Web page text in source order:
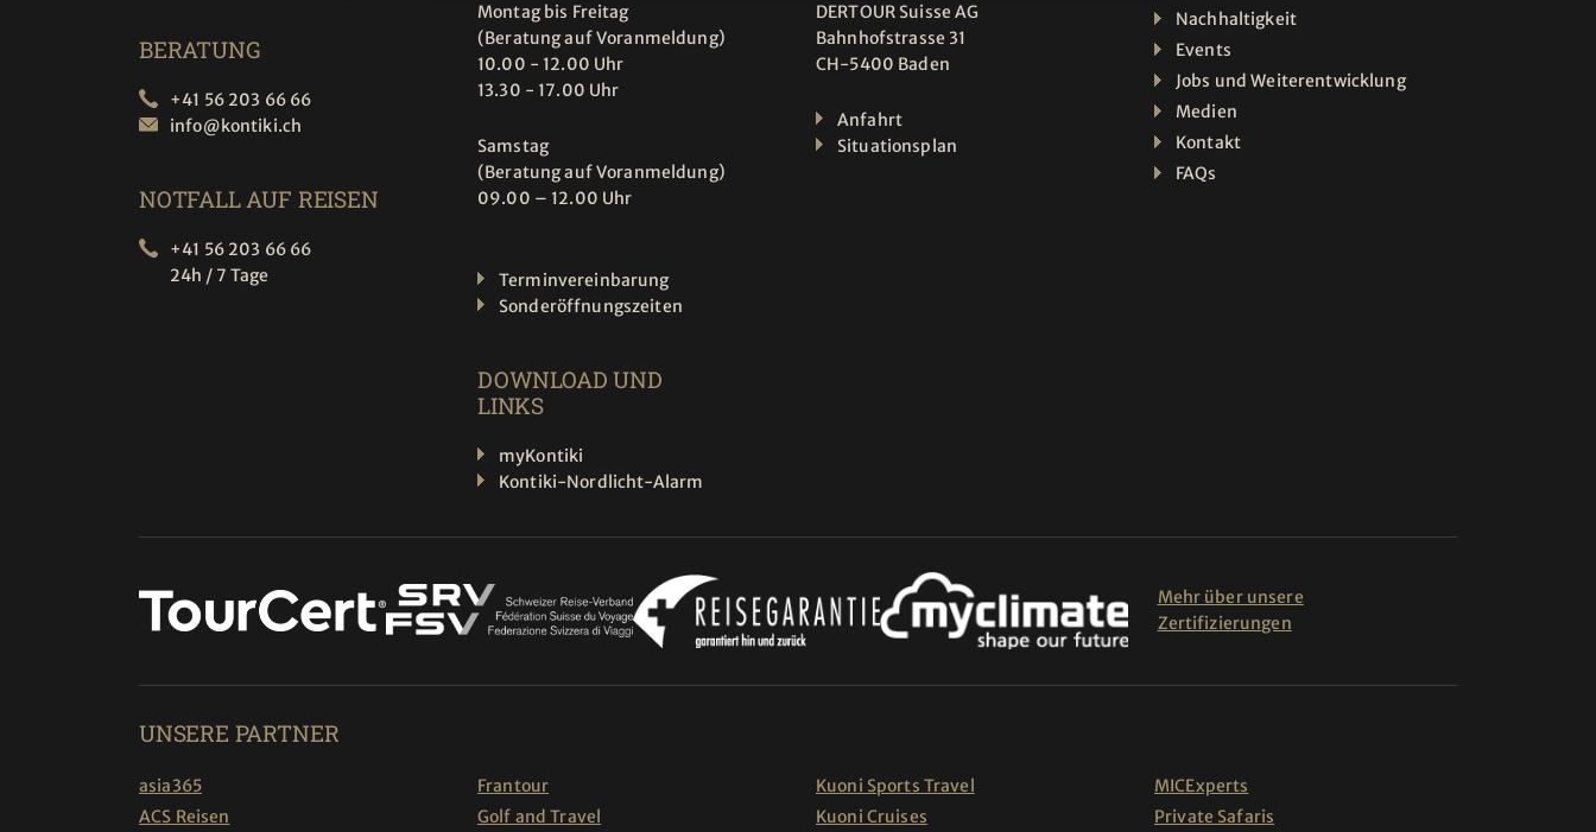
BERATUNG
+41 56 203 66 66
info@kontiki.ch
NOTFALL AUF REISEN
+41 56 203 66 66
24h / 7 Tage
Montag bis Freitag
(Beratung auf Voranmeldung)
10.00 - 12.00 Uhr
13.30 - 17.00 Uhr
Samstag
(Beratung auf Voranmeldung)
09.00 – 12.00 Uhr
Terminvereinbarung
Sonderöffnungszeiten
DOWNLOAD UND
LINKS
myKontiki
Kontiki-Nordlicht-Alarm
DERTOUR Suisse AG
Bahnhofstrasse 31
CH-5400 Baden
Anfahrt
Situationsplan
Nachhaltigkeit
Events
Jobs und Weiterentwicklung
Medien
Kontakt
FAQs
Mehr über unsere
Zertifizierungen
UNSERE PARTNER
asia365
ACS Reisen
Frantour
Golf and Travel
Kuoni Sports Travel
Kuoni Cruises
MICExperts
Private Safaris